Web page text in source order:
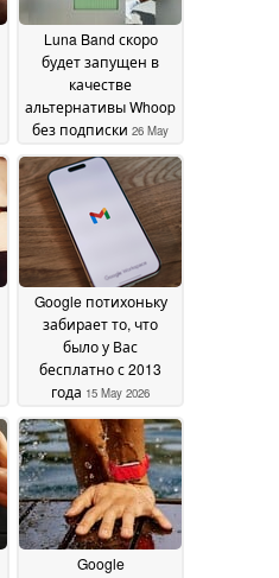
Luna Band скоро
будет запущен в
качестве
альтернативы Whoop
без подписки 26 May
2026
Google потихоньку
забирает то, что
было у Вас
бесплатно с 2013
года 15 May 2026
Google